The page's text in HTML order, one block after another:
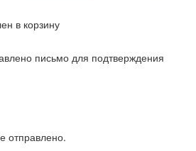
в корзину
письмо для подтверждения
отправлено.